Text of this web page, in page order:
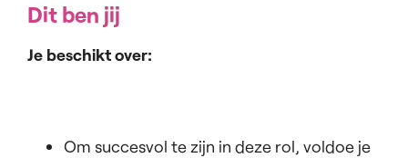
Dit ben jij
Je beschikt over:
Om succesvol te zijn in deze rol, voldoe je